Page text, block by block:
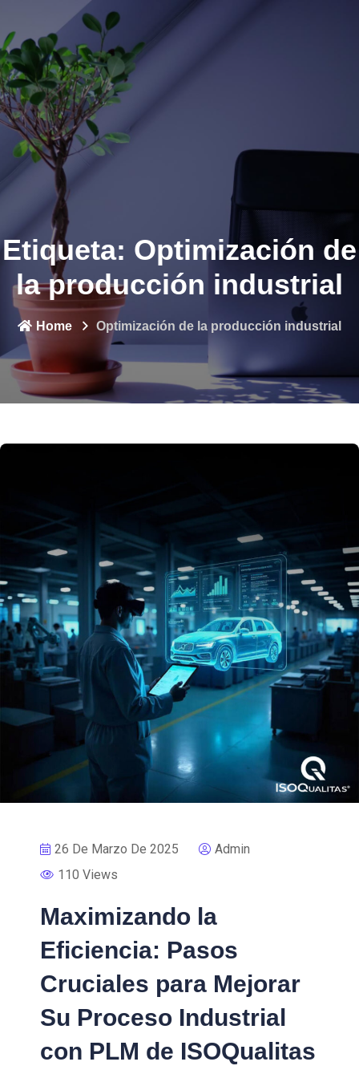
Etiqueta: Optimización de
la producción industrial
Home Optimización de la producción industrial
26 De Marzo De 2025
Admin
110 Views
Maximizando la
Eficiencia: Pasos
Cruciales para Mejorar
Su Proceso Industrial
con PLM de ISOQualitas